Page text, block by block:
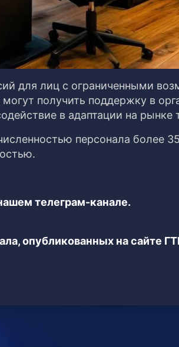
для лиц с ограниченными
получить поддержку в
в адаптации на рынке
персонала более
телеграм-канале.
опубликованных на сайте